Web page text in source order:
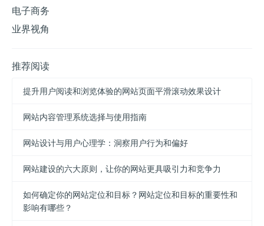
电子商务
业界视角
推荐阅读
提升用户阅读和浏览体验的网站页面平滑滚动效果设计
网站内容管理系统选择与使用指南
网站设计与用户心理学：洞察用户行为和偏好
网站建设的六大原则，让你的网站更具吸引力和竞争力
如何确定你的网站定位和目标？网站定位和目标的重要性和
影响有哪些？